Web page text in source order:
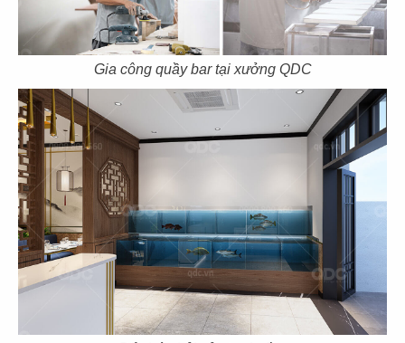
Gia công quầy bar tại xưởng QDC
THIẾT KẾ THI CÔNG NHÀ HÀNG
HONGKONG LAN QUẾ PHƯỜNG
Chủ đầu tư: Nhà hàng Lan Quế Phường
Diện tích: 350m2
Địa chỉ: 411 Trần Hưng Đạo B, P.14, Quận 5,
CHI TIẾT